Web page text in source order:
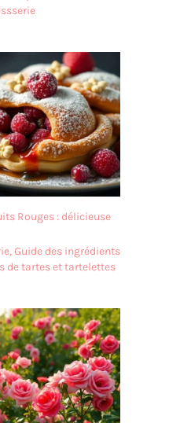
à gâteaux
est
sain et écologique,
pouvez donc l'utiliser
hésitation. Le
à gâteaux est
et élégant,
et facile à
et sûr à
Il est idéal comme
de bienvenue pour
et voisins,
cadeau de
d'anniversaire.
à nettoyer] : le
de haute qualité
ni les odeurs
taches. Il peut être
avec un peu de
vaisselle et d'eau et
facile à entretenir.
prolonger sa durée
Rouges : délicieuse
,Guide des ingrédients
de tartes et tartelettes